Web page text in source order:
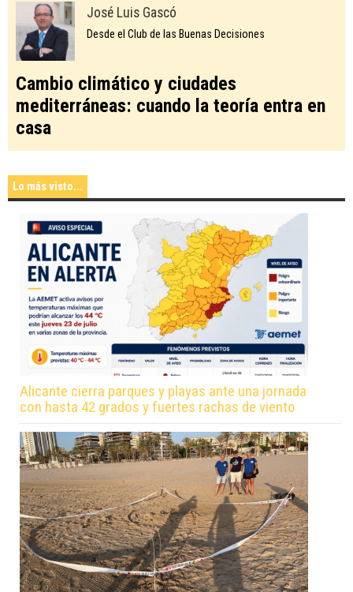
José Luis Gascó
Desde el Club de las Buenas Decisiones
Cambio climático y ciudades
mediterráneas: cuando la teoría entra en
casa
Lo más visto...
Alicante cierra parques y playas ante una jornada
con hasta 42 grados y fuertes rachas de viento